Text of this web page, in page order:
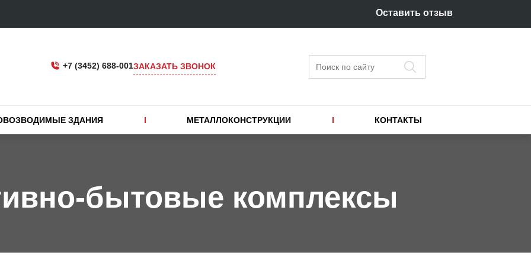
Оставить отзыв
+7 (3452) 688-001ЗАКАЗАТЬ ЗВОНОК Поиск
ЗДАНИЯ МЕТАЛЛОКОНСТРУКЦИИ КОНТАКТЫ
бытовые комплексы